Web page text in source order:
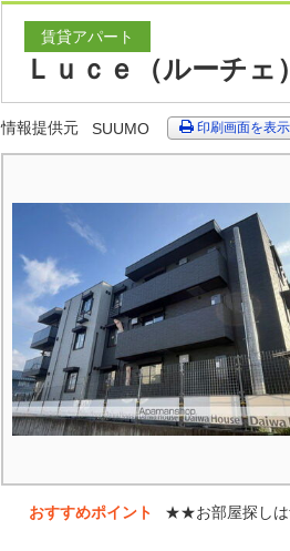
賃貸アパート
Ｌｕｃｅ（ルーチ
情報提供元 SUUMO 印刷画面を表示
おすすめポイント ★★お部屋探しは